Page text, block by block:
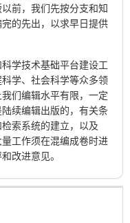
前，我们先按分支和知
的先出，以求早日提供
学技术基础平台建设工
学、社会科学等众多领
们编辑水平有限，一定
续编辑出版的，有关条
索系统的建立，以及
工作须在混编成卷时进
改进意见。